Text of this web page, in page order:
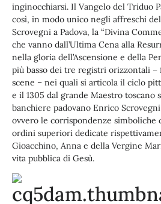
inginocchiarsi. Il Vangelo del Triduo
così, in modo unico negli affreschi
Scrovegni a Padova, la “Divina
che vanno dall’Ultima Cena alla
nella gloria dell’Ascensione e della
più basso dei tre registri orizzontali –
scene – nei quali si articola il ciclo
e il 1305 dal grande Maestro toscano
banchiere padovano Enrico
ovvero le corrispondenze simboliche
ordini superiori dedicate
Gioacchino, Anna e della Vergine
vita pubblica di Gesù.